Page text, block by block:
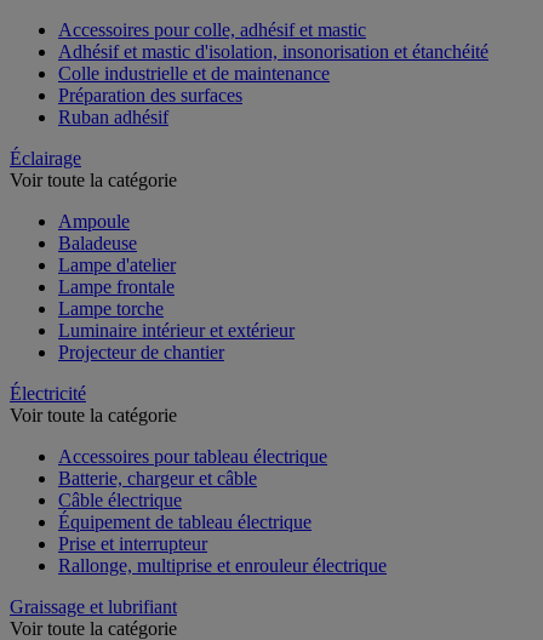
Accessoires pour colle, adhésif et mastic
Adhésif et mastic d'isolation, insonorisation et étanchéité
Colle industrielle et de maintenance
Préparation des surfaces
Ruban adhésif
Éclairage
Voir toute la catégorie
Ampoule
Baladeuse
Lampe d'atelier
Lampe frontale
Lampe torche
Luminaire intérieur et extérieur
Projecteur de chantier
Électricité
Voir toute la catégorie
Accessoires pour tableau électrique
Batterie, chargeur et câble
Câble électrique
Équipement de tableau électrique
Prise et interrupteur
Rallonge, multiprise et enrouleur électrique
Graissage et lubrifiant
Voir toute la catégorie